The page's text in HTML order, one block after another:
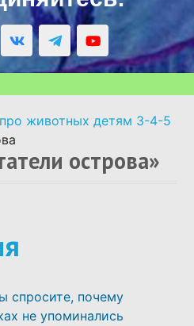
животных детям 3-4-5
острова»
спросите, почему
не упоминались